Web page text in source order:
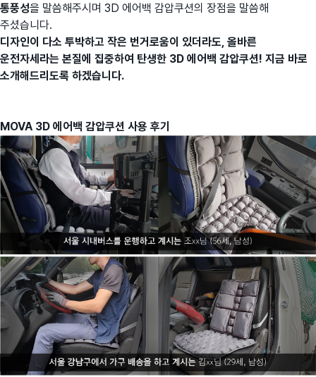
통풍성을 말씀해주시며 3D 에어백 감압쿠션의 장점을 말씀해
주셨습니다.
디자인이 다소 투박하고 작은 번거로움이 있더라도, 올바른
운전자세라는 본질에 집중하여 탄생한 3D 에어백 감압쿠션! 지금 바로
소개해드리도록 하겠습니다.
MOVA 3D 에어백 감압쿠션 사용 후기